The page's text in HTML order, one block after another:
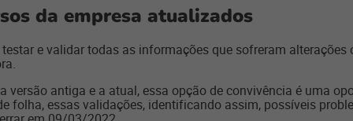
da empresa atualizados
e validar todas as informações que sofreram
versão antiga e a atual, essa opção de convivência é uma
folha, essas validações, identificando assim, possíveis